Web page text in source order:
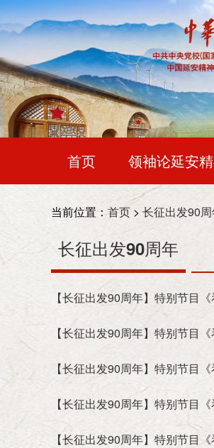
首页 领袖论延安
会长： 王晨
常务副会长： 令狐安
艾平 李慎明 杨胜群 林炎
第六届研究会咨询委员会委员
张全景 逄先知 刘京 储波
黄晴宜(女) 李德水 张保庆
当前位置： 首页 > 长征出发90
长征出发90周年
【长征出发90周年】特别节目
【长征出发90周年】特别节目
【长征出发90周年】特别节目
【长征出发90周年】特别节目
【长征出发90周年】特别节目